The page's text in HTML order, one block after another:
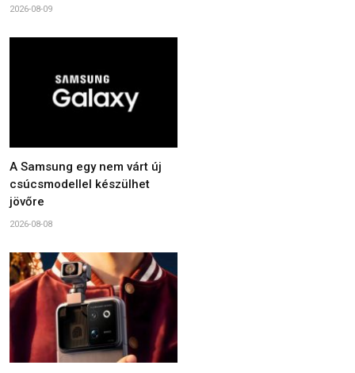
2026-08-09
A Samsung egy nem várt új
csúcsmodellel készülhet
jövőre
2026-08-08